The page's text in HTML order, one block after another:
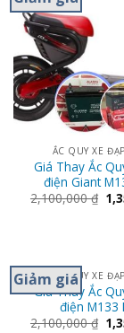
ẮC QUY XE
Giá Thay Ắc
điện Giant
2,100,000₫
Giảm giáẮC QUY XE
Giá Thay Ắc
điện M133
2,100,000₫